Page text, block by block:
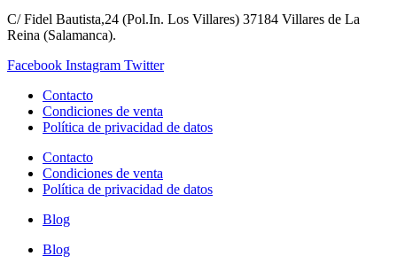
C/ Fidel Bautista,24 (Pol.In. Los Villares) 37184 Villares de La
Reina (Salamanca).
Facebook Instagram Twitter
Contacto
Condiciones de venta
Política de privacidad de datos
Contacto
Condiciones de venta
Política de privacidad de datos
Blog
Blog